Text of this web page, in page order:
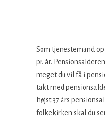
Som tjenestemand
pr. år.
meget du vil få i
takt med
højst 37 års
folkekirken skal du